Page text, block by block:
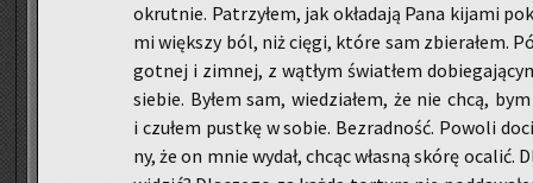
okrut­nie. Pa­trzy­łem, jak okła­da­ją Pana ki­ja­mi
mi więk­szy ból, niż cięgi, które sam zbie­ra­łem.
got­nej i zim­nej, z wą­tłym świa­tłem
sie­bie. Byłem sam, wie­dzia­łem, że nie chcą,
i czu­łem pust­kę w sobie. Bez­rad­ność. Po­wo­li
ny, że on mnie wydał, chcąc wła­sną skórę